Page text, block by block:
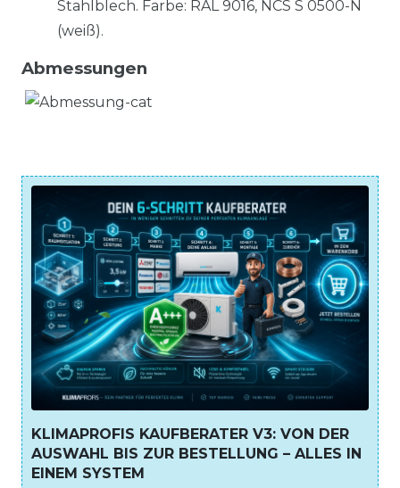
Stahlblech. Farbe: RAL 9016, NCS S 0500-N
(weiß).
Abmessungen
KLIMAPROFIS KAUFBERATER V3: VON DER
AUSWAHL BIS ZUR BESTELLUNG – ALLES IN
EINEM SYSTEM